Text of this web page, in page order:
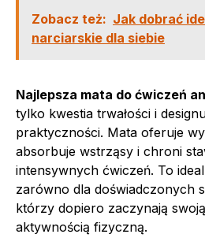
Zobacz też: Jak dobrać
narciarskie dla siebie
Najlepsza mata do ćwiczeń
tylko kwestia trwałości i
praktyczności. Mata oferuje
absorbuje wstrząsy i chroni
intensywnych ćwiczeń. To
zarówno dla doświadczonych
którzy dopiero zaczynają
aktywnością fizyczną.